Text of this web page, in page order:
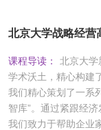
北京大学战略经营
课程导读：
北京大学
学术沃土，精心构建
我们精心策划了一系
智库”。通过紧跟经
我们致力于帮助企业